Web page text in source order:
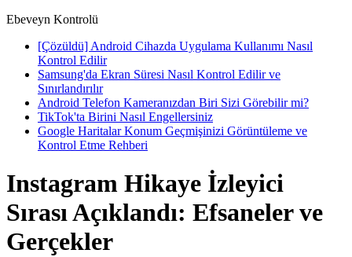
Ebeveyn Kontrolü
[Çözüldü] Android Cihazda Uygulama Kullanımı Nasıl
Kontrol Edilir
Samsung'da Ekran Süresi Nasıl Kontrol Edilir ve
Sınırlandırılır
Android Telefon Kameranızdan Biri Sizi Görebilir mi?
TikTok'ta Birini Nasıl Engellersiniz
Google Haritalar Konum Geçmişinizi Görüntüleme ve
Kontrol Etme Rehberi
Instagram Hikaye İzleyici
Sırası Açıklandı: Efsaneler ve
Gerçekler